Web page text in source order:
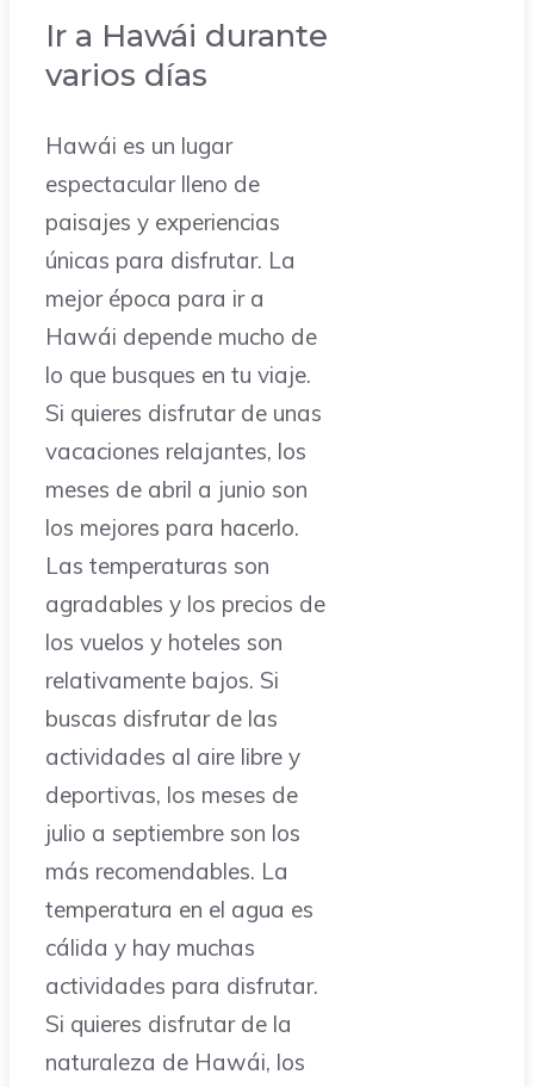
Ir a Hawái durante
varios días
Hawái es un lugar
espectacular lleno de
paisajes y experiencias
únicas para disfrutar. La
mejor época para ir a
Hawái depende mucho de
lo que busques en tu viaje.
Si quieres disfrutar de unas
vacaciones relajantes, los
meses de abril a junio son
los mejores para hacerlo.
Las temperaturas son
agradables y los precios de
los vuelos y hoteles son
relativamente bajos. Si
buscas disfrutar de las
actividades al aire libre y
deportivas, los meses de
julio a septiembre son los
más recomendables. La
temperatura en el agua es
cálida y hay muchas
actividades para disfrutar.
Si quieres disfrutar de la
naturaleza de Hawái, los